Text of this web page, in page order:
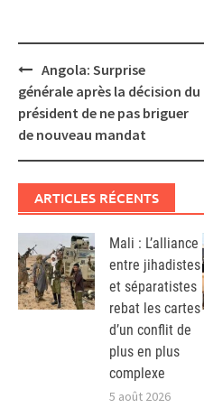
Post
navigation
Angola: Surprise
générale après la décision du
président de ne pas briguer
de nouveau mandat
ARTICLES RÉCENTS
Mali : L’alliance
entre jihadistes
et séparatistes
rebat les cartes
d’un conflit de
plus en plus
complexe
5 août 2026